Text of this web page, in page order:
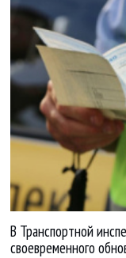
В Транспортной
своевременного